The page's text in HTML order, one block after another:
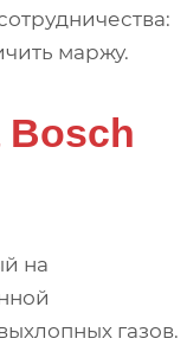
маржу.
Bosch
на
газов.